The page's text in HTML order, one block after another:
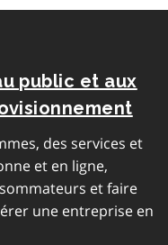
public et aux
des services et
et en ligne,
et faire
une entreprise en